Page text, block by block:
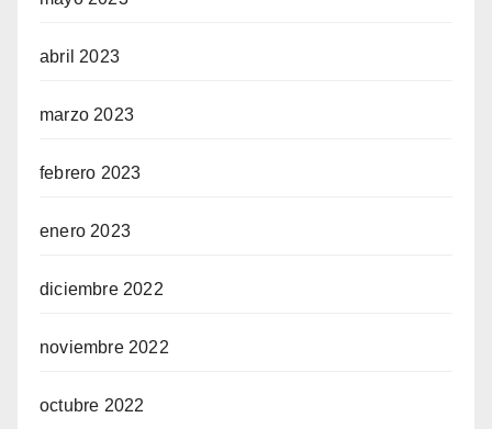
abril 2023
marzo 2023
febrero 2023
enero 2023
diciembre 2022
noviembre 2022
octubre 2022